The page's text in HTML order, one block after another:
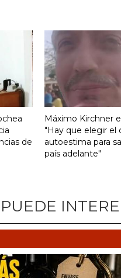
de
Máximo Kirchner
"Hay que elegir el
autoestima para
país adelante"